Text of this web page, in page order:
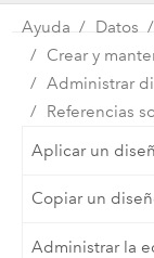
Ayuda Datos
Crear y
Administrar
Referencias
Aplicar un
Copiar un
Administrar la